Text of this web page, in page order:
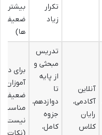
تکرار
زیاد
بیشتر
ضعیف
ها)
آنلاین
آکادمی،
رایان
کلاس
تدریس
مبحثی و
از پایه
تا
دوازدهم،
جزوه
کامل،
برای
آموزان
ضعیف
مناسب
نیست